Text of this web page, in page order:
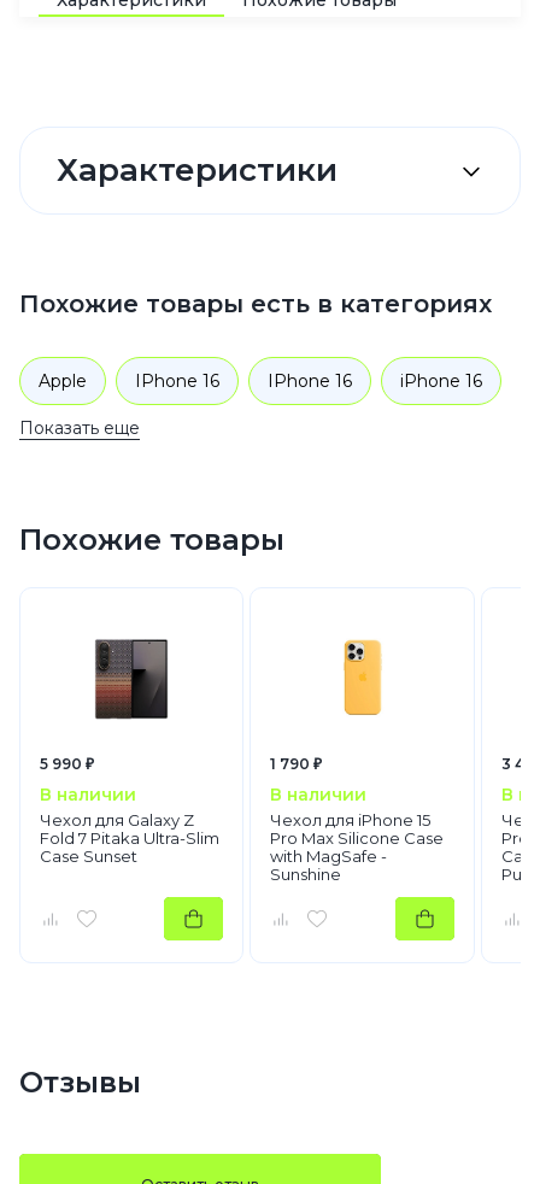
Характеристики
Похожие товары есть в категориях
Apple IPhone 16 IPhone 16 iPhone 16
iPhone 16
Показать еще
Похожие товары
5 990 ₽
В наличии
Чехол для Galaxy Z
Fold 7 Pitaka Ultra-Slim
Case Sunset
1 790 ₽
В наличии
Чехол для iPhone 15
Pro Max Silicone Case
with MagSafe -
Sunshine
3
В
Pro
Отзывы